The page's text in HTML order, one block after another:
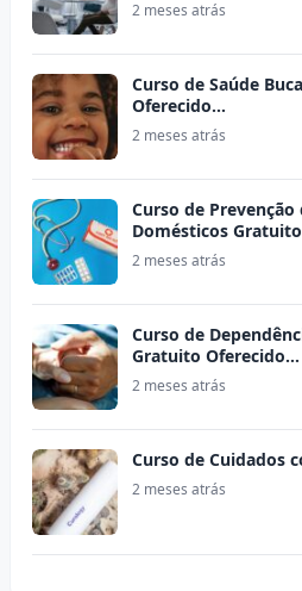
2 meses atrás
Curso de Saúde
Oferecido…
2 meses atrás
Curso de
Domésticos
2 meses atrás
Curso de
Gratuito Oferecido…
2 meses atrás
Curso de Cuidados
2 meses atrás